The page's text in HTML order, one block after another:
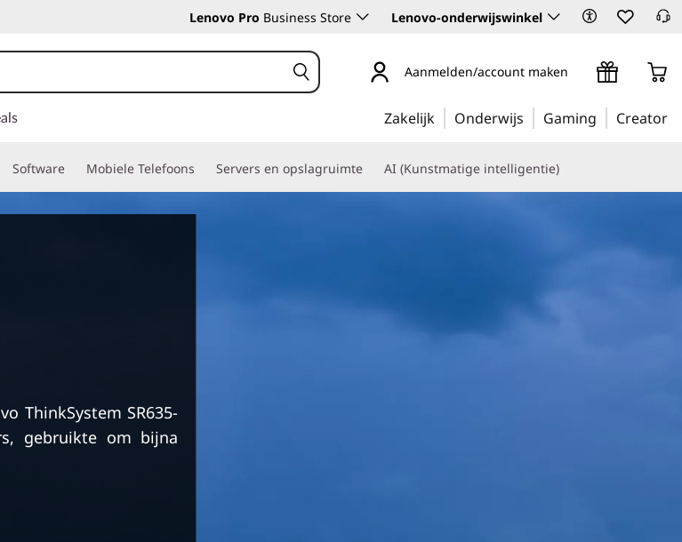
Lenovo Pro Business Store Lenovo-onderwijswinkel
Aanmelden/account maken
Zakelijk Onderwijs Gaming Creator
Software Mobiele Telefoons Servers en opslagruimte AI (Kunstmatige intelligentie)
ThinkSystem SR635-
gebruikte om bijna